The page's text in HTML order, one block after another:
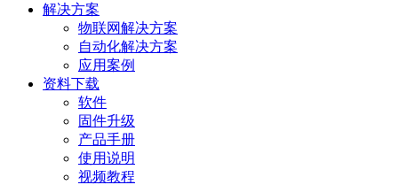
解决方案
物联网解决方案
自动化解决方案
应用案例
资料下载
软件
固件升级
产品手册
使用说明
视频教程